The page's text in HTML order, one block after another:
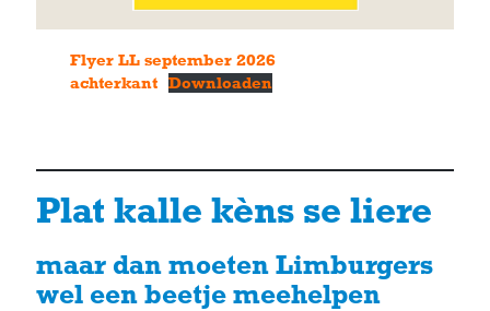
Flyer LL september 2026
achterkant Downloaden
Plat kalle kèns se liere
maar dan moeten Limburgers
wel een beetje meehelpen